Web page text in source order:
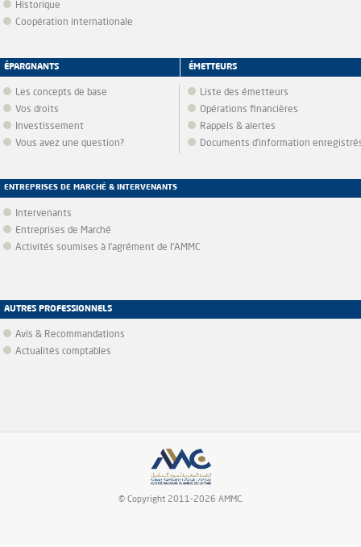
Historique
Coopération internationale
ÉPARGNANTS
Les concepts de base
Vos droits
Investissement
Vous avez une question?
ÉMETTEURS
Liste des émetteurs
Opérations financières
Rappels & alertes
Documents d’information
ENTREPRISES DE MARCHÉ & INTERVENANTS
Intervenants
Entreprises de Marché
Activités soumises à l'agrément de l'AMMC
AUTRES PROFESSIONNELS
Avis & Recommandations
Actualités comptables
© Copyright 2011-2026 AMMC.